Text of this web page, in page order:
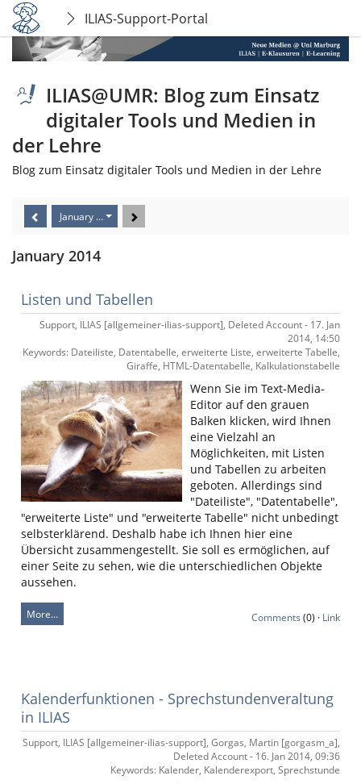
ILIAS-Support-Portal
ILIAS@UMR: Blog zum Einsatz
digitaler Tools und Medien in
der Lehre
Blog zum Einsatz digitaler Tools und Medien in der Lehre
January 2014
January 2014
Listen und Tabellen
Support, ILIAS [allgemeiner-ilias-support], Deleted Account - 17. Jan
2014, 14:50
Keywords: Dateiliste, Datentabelle, erweiterte Liste, erweiterte Tabelle,
Giraffe, HTML-Datentabelle, Kalkulationstabelle
Wenn Sie im Text-Media-
Editor auf den grauen
Balken klicken, wird Ihnen
eine Vielzahl an
Möglichkeiten, mit Listen
und Tabellen zu arbeiten
geboten. Allerdings sind
"Dateiliste", "Datentabelle",
"erweiterte Liste" und "erweiterte Tabelle" nicht unbedingt
selbsterklärend. Deshalb habe ich Ihnen hier eine
Übersicht zusammengestellt. Sie soll es ermöglichen, auf
einer Seite zu sehen, wie die unterschiedlichen Objekte
aussehen.
More… Comments (0) · Link
Kalenderfunktionen - Sprechstundenveraltung
in ILIAS
Support, ILIAS [allgemeiner-ilias-support], Gorgas, Martin [gorgasm_a],
Deleted Account - 16. Jan 2014, 09:36
Keywords: Kalender, Kalenderexport, Sprechstunde